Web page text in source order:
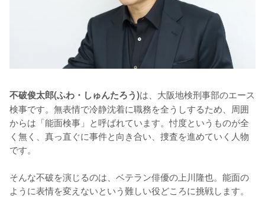
不破俊太郎(ふわ・しゅんたろう)は、大阪地検刑事部のエース
検事です。無表情で冷静沈着に職務を全うしするため、周囲
からは「能面検事」と呼ばれています。忖度というものが全
く無く、真っ直ぐに事件と向き合い、捜査を進めていく人物
です。
そんな不破を演じるのは、ベテラン俳優の上川隆也。能面の
ように表情を変えないという難しい役どころに挑戦します。